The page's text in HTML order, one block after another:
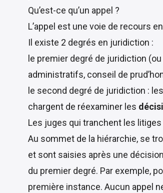
Qu’est-ce qu’un appel ?
L’appel est une voie de recours
Il existe 2 degrés en juridiction :
le premier degré de juridiction
administratifs, conseil de
le second degré de juridiction :
chargent de réexaminer les
Les juges qui tranchent les
Au sommet de la hiérarchie, se
et sont saisies après une
du premier degré. Par exemple,
première instance. Aucun appel